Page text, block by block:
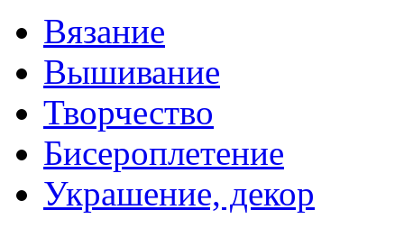
Вязание
Вышивание
Творчество
Бисероплетение
Украшение, декор